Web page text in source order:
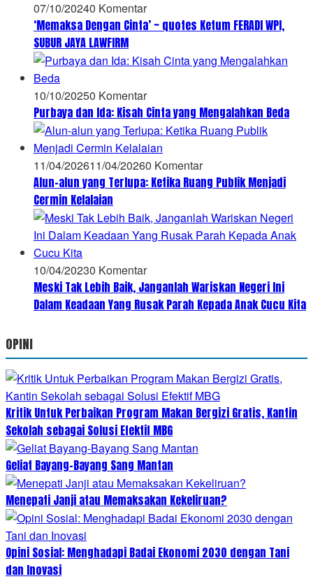
07/10/20240 Komentar
‘Memaksa Dengan Cinta’ ~ quotes Ketum FERADI WPI,
SUBUR JAYA LAWFIRM
10/10/20250 Komentar
Purbaya dan Ida: Kisah Cinta yang Mengalahkan Beda
11/04/202611/04/20260 Komentar
Alun-alun yang Terlupa: Ketika Ruang Publik Menjadi
Cermin Kelalaian
10/04/20230 Komentar
Meski Tak Lebih Baik, Janganlah Wariskan Negeri Ini
Dalam Keadaan Yang Rusak Parah Kepada Anak Cucu Kita
OPINI
Kritik Untuk Perbaikan Program Makan Bergizi Gratis, Kantin
Sekolah sebagai Solusi Efektif MBG
Geliat Bayang-Bayang Sang Mantan
Menepati Janji atau Memaksakan Kekeliruan?
Opini Sosial: Menghadapi Badai Ekonomi 2030 dengan Tani
dan Inovasi